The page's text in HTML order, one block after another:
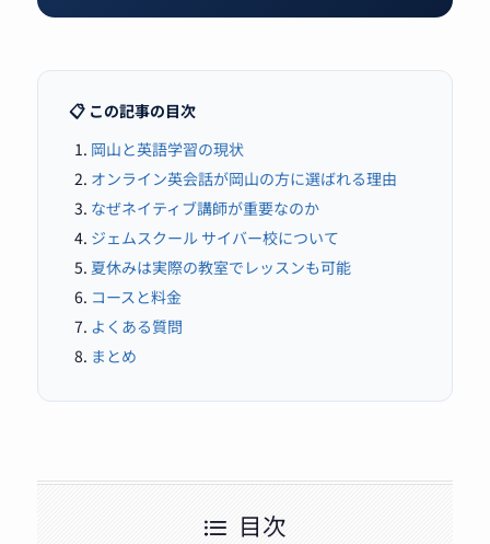
📋 この記事の目次
岡山と英語学習の現状
オンライン英会話が岡山の方に選ばれる理由
なぜネイティブ講師が重要なのか
ジェムスクール サイバー校について
夏休みは実際の教室でレッスンも可能
コースと料金
よくある質問
まとめ
目次